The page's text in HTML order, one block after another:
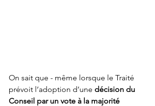
On sait que - même lorsque le Traité
prévoit l’adoption d’une décision du
Conseil par un vote à la majorité